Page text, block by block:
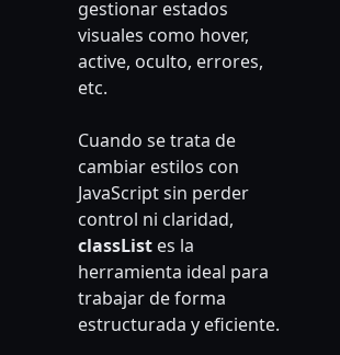
gestionar estados
visuales como hover,
active, oculto, errores,
etc.
Cuando se trata de
cambiar estilos con
JavaScript sin perder
control ni claridad,
classListes la
herramienta ideal para
trabajar de forma
estructurada y eficiente.